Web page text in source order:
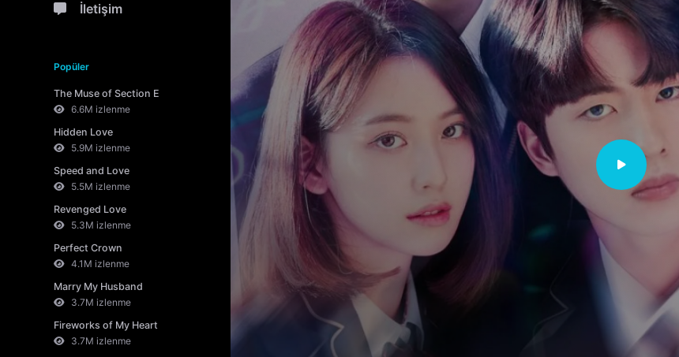
İletişim
Popüler
The Muse of Section E
6.6M izlenme
Hidden Love
5.9M izlenme
Speed and Love
5.5M izlenme
Revenged Love
5.3M izlenme
Perfect Crown
4.1M izlenme
Marry My Husband
3.7M izlenme
Fireworks of My Heart
3.7M izlenme